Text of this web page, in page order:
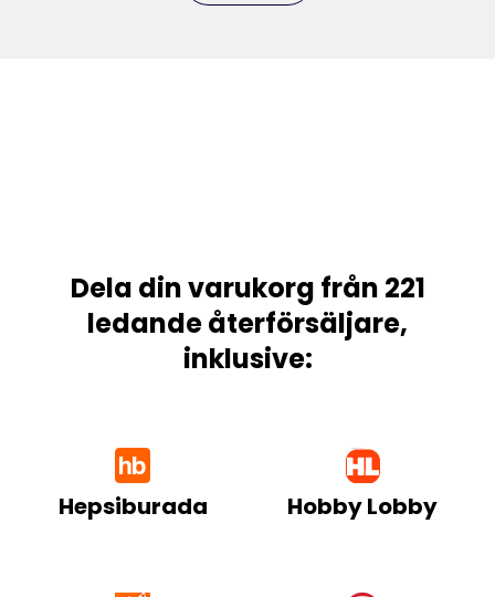
Dela din varukorg från 221
ledande återförsäljare,
inklusive:
Hepsiburada Hobby Lobby